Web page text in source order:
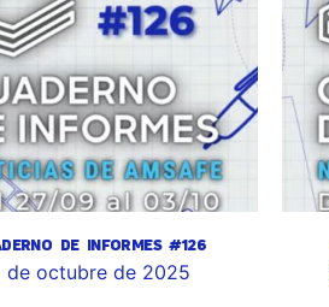
DE INFORMES #126
de octubre de 2025